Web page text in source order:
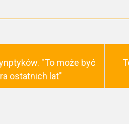
"To może być
ostatnich lat"